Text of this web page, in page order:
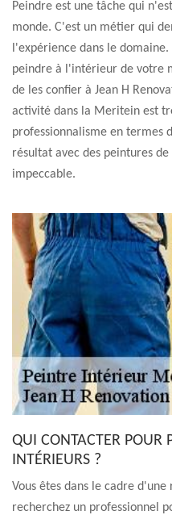
Peindre est une tâche qui
monde. C'est un métier qui
l'expérience dans le domaine.
peindre à l'intérieur de votre
de les confier à Jean H
activité dans la Meritein est
professionnalisme en termes
résultat avec des peintures
impeccable.
QUI CONTACTER POUR
INTÉRIEURS ?
Vous êtes dans le cadre
recherchez un professionnel